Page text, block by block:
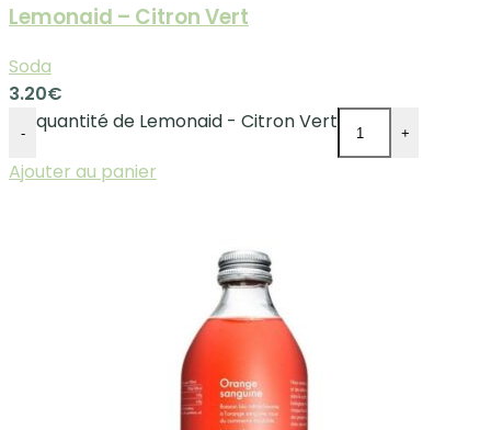
Lemonaid – Citron Vert
Soda
3.20€
- quantité de Lemonaid - Citron Vert +
Ajouter au panier